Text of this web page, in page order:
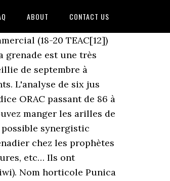
ABOUT CONTACT US
Les grenades aigres sont froides et sèches, peu sucrées, riches en acide citrique et en protéines. Brownies. Rubans d’ananas-gingembre avec arilles de grenade . Quelques variétés de la grenade peuvent être transplantées dans des régions à hiver doux d’Europe centrale. On peut citer par exemple la Wonderful en Israël, la Mollar et la Tendrar en Espagne, et la Hicaz en Turquie. Utilisez-les pour ajouter instantanément un éclat de saveur juteux aux salades et au yogourt. D’après les récipients, on peut le dater de la période du XIVe au XIIIe siècle av. Get This Recipe Sauce piquante à la mangue pour huîtres crues . D'après la Base USDA d'indice ORAC de produits alimentaires, la grenade se situe entre la prune et la fraise. Étant donné que les composés végétaux dans la grenade ont des effets anti-inflammatoires, il est logique qu’ils puissent aider à traiter l’arthrite. Sumner MD et al. Hong MY, Seeram NP, Heber D. May (2008). Pain brioche nappé de chocolat noir et tahini, avec arilles de grenade et herbes fraîches. Un article de Wikipédia, l'encyclopédie libre. L’écrivain allemand Stefan Andres a publié en 1950 un recueil de poèmes intitulé « La Grenade ». Nutrition. SOMMAIRE : Les grenades contiennent des punicalagines et de l’acide punicique, des substances uniques qui sont responsables de la plupart de leurs bienfaits pour la santé. En vérité, voilà bien là des signes pour ceux qui ont la foi. On la reconnaît à sa forme ronde, une baie charnue, à sa couleur brunâtre et à ses arilles. Sumner MD et al. On a retrouvé une grenade fossilisée dans des couches du début de l’âge du bronze dans le Tel es-Sa’idieh en Jordanie[2]. L’emblème de l’ordre des Frères Miséricordieux est une grenade avec croix. chaque variété est liée à un terroir et un pays producteur. TOP 1 – La Grenade est une exc